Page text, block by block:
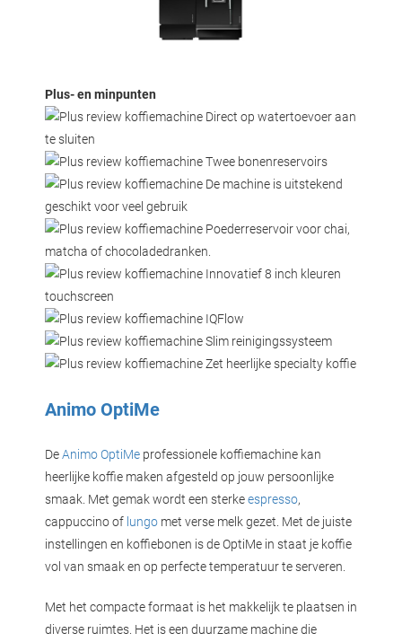
Plus- en minpunten
Direct op watertoevoer aan
te sluiten
Twee bonenreservoirs
De machine is uitstekend
geschikt voor veel gebruik
Poederreservoir voor chai,
matcha of chocoladedranken.
Innovatief 8 inch kleuren
touchscreen
IQFlow
Slim reinigingssysteem
Zet heerlijke specialty koffie
Animo OptiMe
DeAnimo OptiMe professionele koffiemachine kan
heerlijke koffie maken afgesteld op jouw persoonlijke
smaak. Met gemak wordt een sterkeespresso,
cappuccino of lungo met verse melk gezet. Met de juiste
instellingen en koffiebonen is de OptiMe in staat je koffie
vol van smaak en op perfecte temperatuur te serveren.
Met het compacte formaat is het makkelijk te plaatsen in
diverse ruimtes. Het is een duurzame machine die